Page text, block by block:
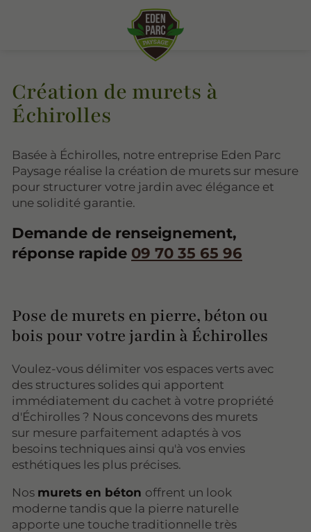
Création de murets à
Échirolles
Basée à Échirolles, notre entreprise Eden Parc
Paysage réalise la création de murets sur mesure
pour structurer votre jardin avec élégance et
une solidité garantie.
Demande de renseignement,
réponse rapide 09 70 35 65 96
Pose de murets en pierre, béton ou
bois pour votre jardin à Échirolles
Voulez-vous délimiter vos espaces verts avec
des structures solides qui apportent
immédiatement du cachet à votre propriété
d'Échirolles ? Nous concevons des murets
sur mesure parfaitement adaptés à vos
besoins techniques ainsi qu'à vos envies
esthétiques les plus précises.
Nos murets en béton offrent un look
moderne tandis que la pierre naturelle
apporte une touche traditionnelle très